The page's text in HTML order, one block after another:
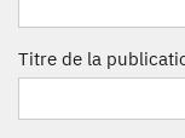
Titre de la